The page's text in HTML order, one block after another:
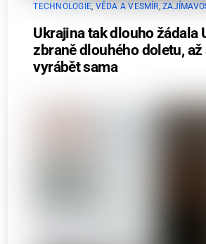
TECHNOLOGIE VĚDA A VESMÍR ,
Ukrajina tak dlouho žádala
zbraně dlouhého doletu, až
vyrábět sama